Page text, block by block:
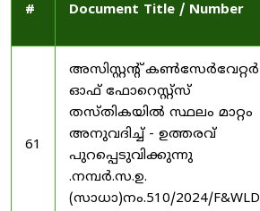
# Document Title / Number
61
അസിസ്റ്റന്റ് കൺസേർവേറ്റർ
ഓഫ് ഫോറെസ്റ്റ്സ്
തസ്തികയിൽ സ്ഥലം മാറ്റം
അനുവദിച്ച് - ഉത്തരവ്
പുറപ്പെടുവിക്കുന്നു
.നമ്പർ.സ.ഉ.
(സാധാ)നം.510/2024/F&WLD